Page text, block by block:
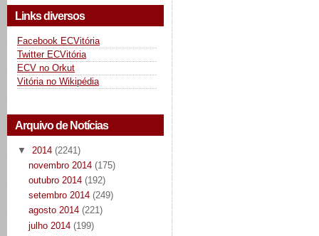
Links diversos
Facebook ECVitória
Twitter ECVitória
ECV no Orkut
Vitória no Wikipédia
Arquivo de Notícias
▼ 2014 (2241)
novembro 2014 (175)
outubro 2014 (192)
setembro 2014 (249)
agosto 2014 (221)
julho 2014 (199)